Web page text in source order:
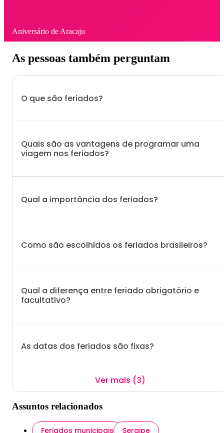
Aniversário de Aracaju
As pessoas também perguntam
O que são feriados?
Quais são as vantagens de programar uma
viagem nos feriados?
Qual a importância dos feriados?
Como são escolhidos os feriados brasileiros?
Qual a diferença entre feriado obrigatório e
facultativo?
As datas dos feriados são fixas?
Ver mais (3)
Assuntos relacionados
Feriados municipais Sergipe